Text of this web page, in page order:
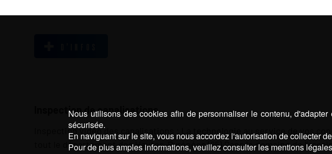
Inspection de canalisations
Inspection vidéo des canalisations : La technologie au service de vos
tout le département des Hautes-Pyrénées (65) Dans le domaine de
Nous utilisons des cookies afin de personnaliser le contenu,
sécurisée.
En naviguant sur le site, vous nous accordez l'autorisation de collecter
Pour de plus amples informations, veuillez consulter les mentions